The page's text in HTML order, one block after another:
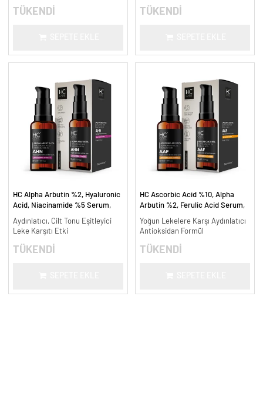
TÜKENDİ TÜKENDİ
HC Alpha Arbutin %2, Hyaluronic
Acid, Niacinamide %5 Serum,
ml.
Aydınlatıcı, Cilt Tonu Eşitleyici
Leke Karşıtı Etki
TÜKENDİ
HC Ascorbic Acid %10, Alpha
Arbutin %2, Ferulic Acid Serum,
ml.
Yoğun Lekelere Karşı Aydınlatıcı
Antioksidan Formül
TÜKENDİ